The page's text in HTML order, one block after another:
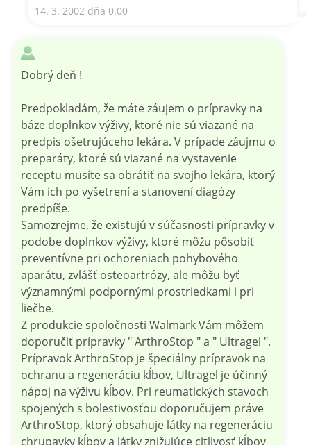
14. 3. 2002 dňa 0:00
Dobrý deň !
Predpokladám, že máte záujem o prípravky na
báze doplnkov výživy, ktoré nie sú viazané na
predpis ošetrujúceho lekára. V prípade záujmu o
preparáty, ktoré sú viazané na vystavenie
receptu musíte sa obrátiť na svojho lekára, ktorý
Vám ich po vyšetrení a stanovení diagózy
predpíše.
Samozrejme, že existujú v súčasnosti prípravky v
podobe doplnkov výživy, ktoré môžu pôsobiť
preventívne pri ochoreniach pohybového
aparátu, zvlášť osteoartrózy, ale môžu byť
významnými podpornými prostriedkami i pri
liečbe.
Z produkcie spoločnosti Walmark Vám môžem
doporučiť prípravky " ArthroStop " a " Ultragel ".
Prípravok ArthroStop je špeciálny prípravok na
ochranu a regeneráciu kĺbov, Ultragel je účinný
nápoj na výživu kĺbov. Pri reumatických stavoch
spojených s bolestivosťou doporučujem práve
ArthroStop, ktorý obsahuje látky na regeneráciu
chrupavky kĺbov a látky znižujúce citlivosť kĺbov